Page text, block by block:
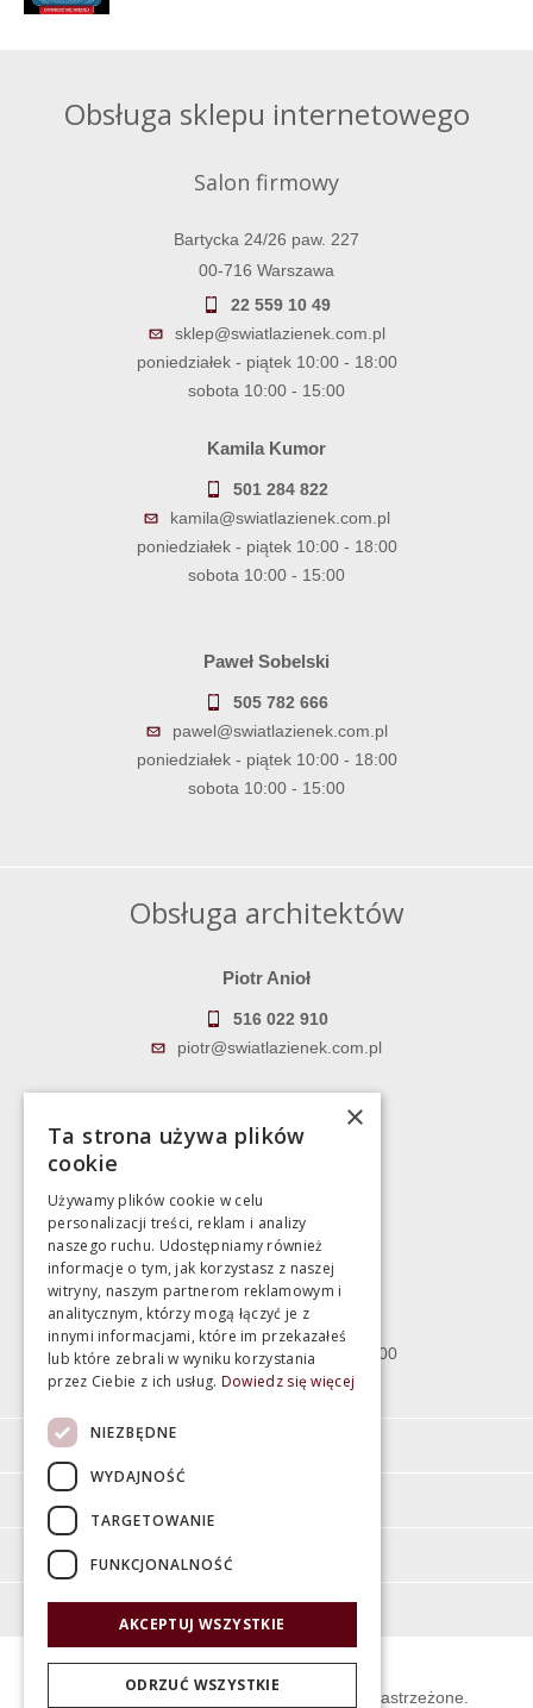
Obsługa sklepu internetowego
Salon firmowy
Bartycka 24/26 paw. 227
00-716 Warszawa
22 559 10 49
sklep@swiatlazienek.com.pl
poniedziałek - piątek 10:00 - 18:00
sobota 10:00 - 15:00
Kamila Kumor
501 284 822
kamila@swiatlazienek.com.pl
poniedziałek - piątek 10:00 - 18:00
sobota 10:00 - 15:00
Paweł Sobelski
505 782 666
pawel@swiatlazienek.com.pl
poniedziałek - piątek 10:00 - 18:00
sobota 10:00 - 15:00
Obsługa architektów
Piotr Anioł
516 022 910
piotr@swiatlazienek.com.pl
783 043 083
Magazyn
Bartycka 24/26 Hala 100
00-716 Warszawa
poniedziałek - piątek 10:00 - 18:00
sobota 10:00 - 15:00
Moje konto
O firmie
© Świat Łazienek XXI w. Wszelkie prawa zastrzeżone.
×
Ta strona używa plików
cookie
Używamy plików cookie w celu
personalizacji treści, reklam i analizy
naszego ruchu. Udostępniamy również
informacje o tym, jak korzystasz z naszej
witryny, naszym partnerom reklamowym i
analitycznym, którzy mogą łączyć je z
innymi informacjami, które im przekazałeś
lub które zebrali w wyniku korzystania
przez Ciebie z ich usług. Dowiedz się więcej
NIEZBĘDNE
WYDAJNOŚĆ
TARGETOWANIE
FUNKCJONALNOŚĆ
AKCEPTUJ WSZYSTKIE
ODRZUĆ WSZYSTKIE